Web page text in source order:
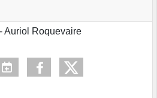
Auriol Roquevaire